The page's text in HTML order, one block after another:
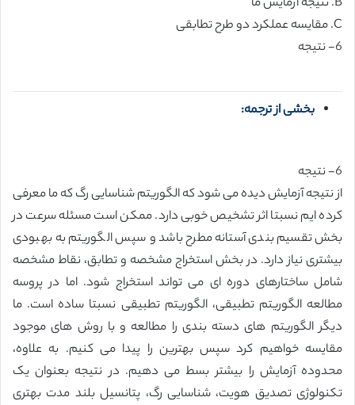
C. مقایسه عملکرد دو طرح تطابقی
6- نتیجه
بخشی از ترجمه:
6- نتیجه
از نتیجه آزمایش دیده می شود که الگوریتم شناسایی رگ که ما معرفی
کرده ایم نسبتا اثر تشخیص خوبی دارد. ممکن است مسئله سرعت در
بخش تقسیم بندی آستانه مطرح باشد و سپس الگوریتم به بهبودی
بیشتری نیاز دارد. در بخش استخراج مشخصه و تطابق، نقاط مشخصه
شامل ساختارهای دوره ای می تواند استخراج شود. اما در پروسه
مطالعه الگوریتم تطبیقی، الگوریتم تطبیقی نسبتا ساده است. ما
دیگر الگوریتم های دسته بندی را مطالعه و با روش های موجود
مقایسه خواهیم کرد سپس بهترین را پیدا می کنیم. به علاوه،
محدوده آزمایش را بیشتر بسط می دهیم. در نتیجه بعنوان یک
تکنولوژی تصدیق هویت، شناسایی رگ، پتانسیل بلند مدت بهتری